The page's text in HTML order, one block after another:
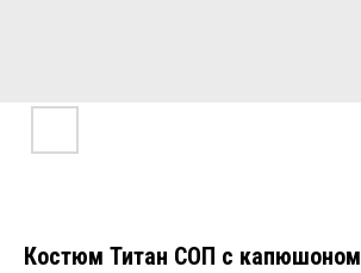
Костюм Титан СОП с капюшоном